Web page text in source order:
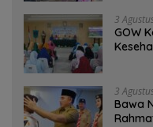
3
GOW
3
Bawa